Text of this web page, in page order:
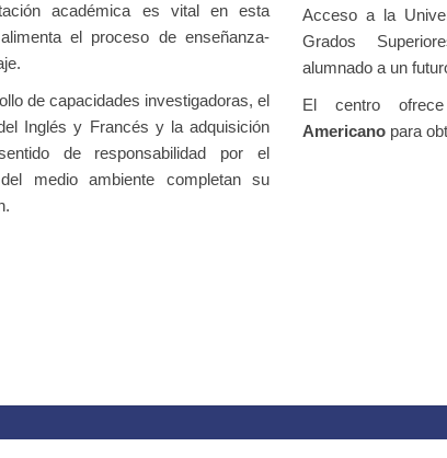
académica es vital en esta
el proceso de enseñanza-
de capacidades investigadoras, el
Inglés y Francés y la adquisición
de responsabilidad por el
medio ambiente completan su
Acceso a la
Grados
alumnado a un
El centro
Americano para